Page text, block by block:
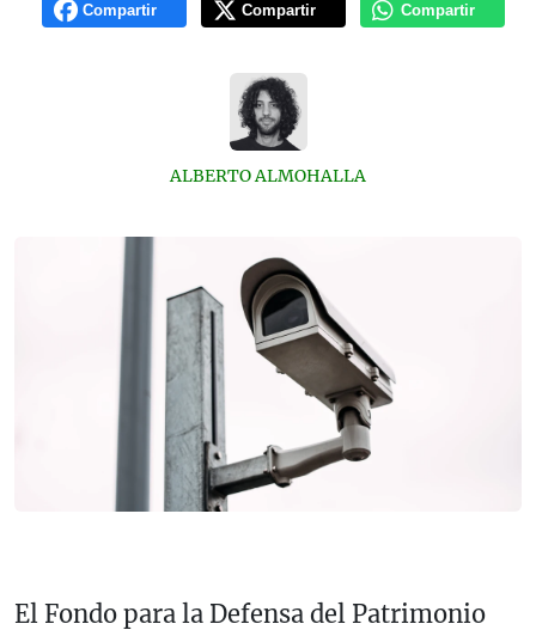
Compartir Compartir Compartir
ALBERTO ALMOHALLA
El Fondo para la Defensa del Patrimonio